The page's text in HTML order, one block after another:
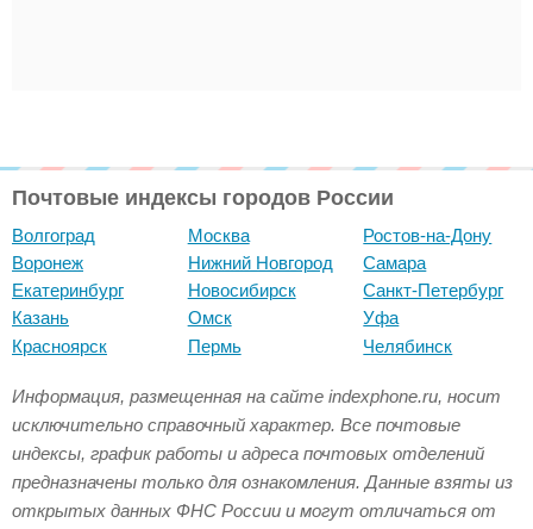
Почтовые индексы городов России
Волгоград
Воронеж
Екатеринбург
Казань
Красноярск
Москва
Нижний Новгород
Новосибирск
Омск
Пермь
Ростов-на-Дону
Самара
Санкт-Петербург
Уфа
Челябинск
Информация, размещенная на сайте indexphone.ru, носит
исключительно справочный характер. Все почтовые
индексы, график работы и адреса почтовых отделений
предназначены только для ознакомления. Данные взяты из
открытых данных ФНС России и могут отличаться от